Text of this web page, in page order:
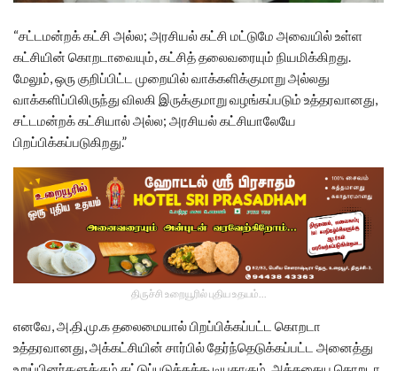
“சட்டமன்றக் கட்சி அல்ல; அரசியல் கட்சி மட்டுமே அவையில் உள்ள
கட்சியின் கொறடாவையும், கட்சித் தலைவரையும் நியமிக்கிறது.
மேலும், ஒரு குறிப்பிட்ட முறையில் வாக்களிக்குமாறு அல்லது
வாக்களிப்பிலிருந்து விலகி இருக்குமாறு வழங்கப்படும் உத்தரவானது,
சட்டமன்றக் கட்சியால் அல்ல; அரசியல் கட்சியாலேயே
பிறப்பிக்கப்படுகிறது.”
திருச்சி உறையூரில் புதிய உதயம்...
எனவே, அ.தி.மு.க தலைமையால் பிறப்பிக்கப்பட்ட கொறடா
உத்தரவானது, அக்கட்சியின் சார்பில் தேர்ந்தெடுக்கப்பட்ட அனைத்து